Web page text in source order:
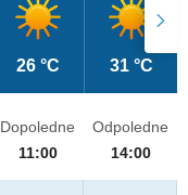
26 °C 31 °C
Dopoledne
11:00
Odpoledne
14:00